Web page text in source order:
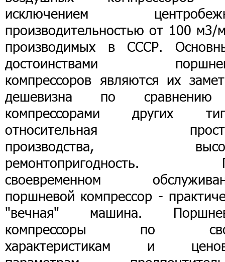
исключением
производительностью от 100 м3/
производимых в СССР.
достоинствами
компрессоров являются их
дешевизна по
компрессорами других
относительная
производства,
ремонтопригодность.
своевременном
поршневой компрессор -
"вечная" машина.
компрессоры по
характеристикам и